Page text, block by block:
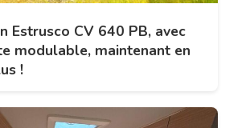
Estrusco CV 640 PB, avec
modulable, maintenant en
!